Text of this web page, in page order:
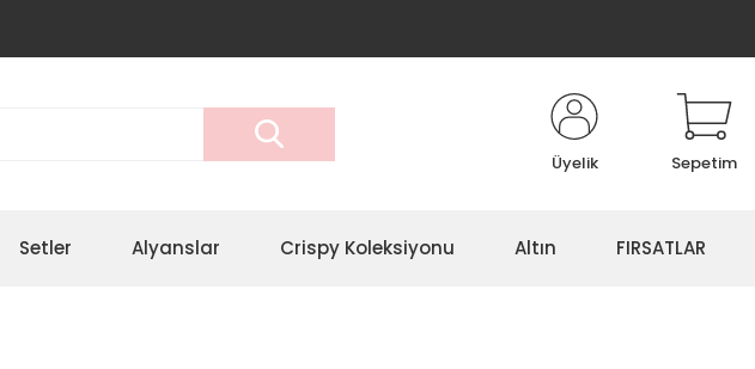
Üyelik Sepetim
Setler Alyanslar Crispy Koleksiyonu Altın FIRSATLAR